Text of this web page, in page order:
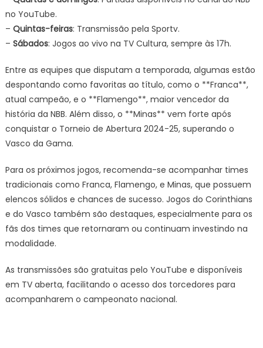
no YouTube.
– Quintas-feiras: Transmissão pela Sportv.
– Sábados: Jogos ao vivo na TV Cultura, sempre às 17h.
Entre as equipes que disputam a temporada, algumas estão
despontando como favoritas ao título, como o **Franca**,
atual campeão, e o **Flamengo**, maior vencedor da
história da NBB. Além disso, o **Minas** vem forte após
conquistar o Torneio de Abertura 2024-25, superando o
Vasco da Gama.
Para os próximos jogos, recomenda-se acompanhar times
tradicionais como Franca, Flamengo, e Minas, que possuem
elencos sólidos e chances de sucesso. Jogos do Corinthians
e do Vasco também são destaques, especialmente para os
fãs dos times que retornaram ou continuam investindo na
modalidade.
As transmissões são gratuitas pelo YouTube e disponíveis
em TV aberta, facilitando o acesso dos torcedores para
acompanharem o campeonato nacional.